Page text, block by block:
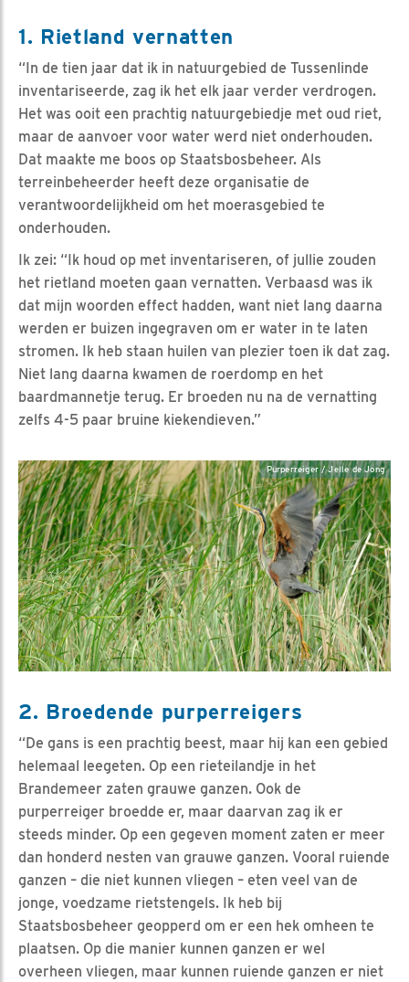
1. Rietland vernatten
“In de tien jaar dat ik in natuurgebied de Tussenlinde
inventariseerde, zag ik het elk jaar verder verdrogen.
Het was ooit een prachtig natuurgebiedje met oud riet,
maar de aanvoer voor water werd niet onderhouden.
Dat maakte me boos op Staatsbosbeheer. Als
terreinbeheerder heeft deze organisatie de
verantwoordelijkheid om het moerasgebied te
onderhouden.
Ik zei: “Ik houd op met inventariseren, of jullie zouden
het rietland moeten gaan vernatten. Verbaasd was ik
dat mijn woorden effect hadden, want niet lang daarna
werden er buizen ingegraven om er water in te laten
stromen. Ik heb staan huilen van plezier toen ik dat zag.
Niet lang daarna kwamen de roerdomp en het
baardmannetje terug. Er broeden nu na de vernatting
zelfs 4-5 paar bruine kiekendieven.”
Purperreiger / Jelle de Jong
2. Broedende purperreigers
“De gans is een prachtig beest, maar hij kan een gebied
helemaal leegeten. Op een rieteilandje in het
Brandemeer zaten grauwe ganzen. Ook de
purperreiger broedde er, maar daarvan zag ik er
steeds minder. Op een gegeven moment zaten er meer
dan honderd nesten van grauwe ganzen. Vooral ruiende
ganzen – die niet kunnen vliegen – eten veel van de
jonge, voedzame rietstengels. Ik heb bij
Staatsbosbeheer geopperd om er een hek omheen te
plaatsen. Op die manier kunnen ganzen er wel
overheen vliegen, maar kunnen ruiende ganzen er niet